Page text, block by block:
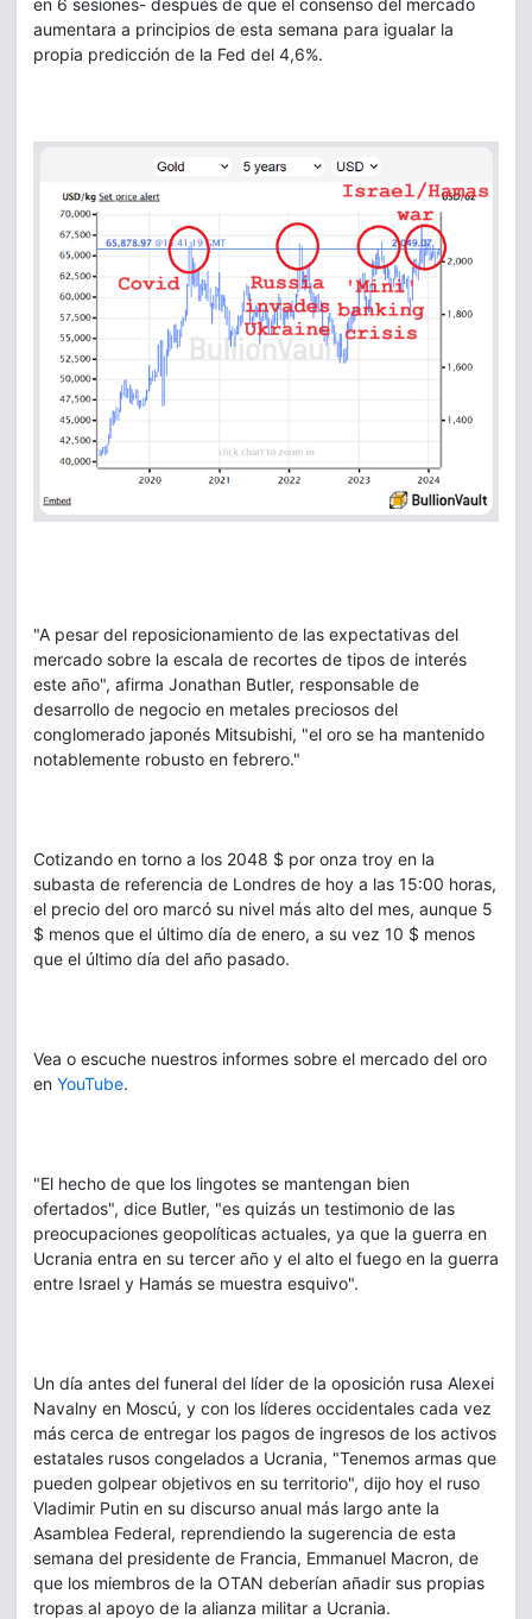
en 6 sesiones- después de que el consenso del mercado
aumentara a principios de esta semana para igualar la
propia predicción de la Fed del 4,6%.
"A pesar del reposicionamiento de las expectativas del
mercado sobre la escala de recortes de tipos de interés
este año", afirma Jonathan Butler, responsable de
desarrollo de negocio en metales preciosos del
conglomerado japonés Mitsubishi, "el oro se ha mantenido
notablemente robusto en febrero."
Cotizando en torno a los 2048 $ por onza troy en la
subasta de referencia de Londres de hoy a las 15:00 horas,
el precio del oro marcó su nivel más alto del mes, aunque 5
$ menos que el último día de enero, a su vez 10 $ menos
que el último día del año pasado.
Vea o escuche nuestros informes sobre el mercado del oro
en YouTube.
"El hecho de que los lingotes se mantengan bien
ofertados", dice Butler, "es quizás un testimonio de las
preocupaciones geopolíticas actuales, ya que la guerra en
Ucrania entra en su tercer año y el alto el fuego en la guerra
entre Israel y Hamás se muestra esquivo".
Un día antes del funeral del líder de la oposición rusa Alexei
Navalny en Moscú, y con los líderes occidentales cada vez
más cerca de entregar los pagos de ingresos de los activos
estatales rusos congelados a Ucrania, "Tenemos armas que
pueden golpear objetivos en su territorio", dijo hoy el ruso
Vladimir Putin en su discurso anual más largo ante la
Asamblea Federal, reprendiendo la sugerencia de esta
semana del presidente de Francia, Emmanuel Macron, de
que los miembros de la OTAN deberían añadir sus propias
tropas al apoyo de la alianza militar a Ucrania.